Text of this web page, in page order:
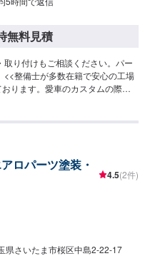
無料見積
り付けもご相談ください。パー
整備士が多数在籍で安心の工場
ります。愛車のカスタムの際も
ロパーツ塗装・
4.5(2件)
県さいたま市桜区中島2-22-17